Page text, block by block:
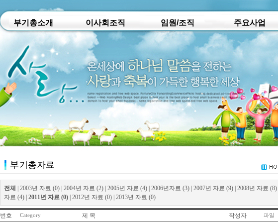
부기총소개 이사회조직 임원/조직 주요사업
전체 2003년 자료 (0)| 2004년 자료 (2)| 2005년 자료 (4)| 2006년자료 (3)| 2007년 자료 (9)| 2008년 자료 (8)|
자료 (4)| 2011년 자료 (0)| 2012년 자료 (0)| 2013년 자료 (0)
번호 Category 제 목 작성자 파일